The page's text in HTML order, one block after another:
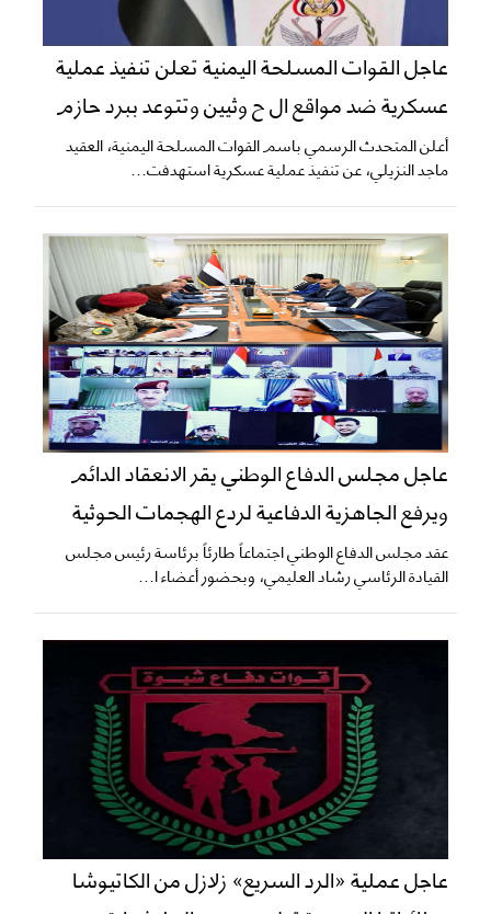
عاجل القوات المسلحة اليمنية تعلن تنفيذ عملية
عسكرية ضد مواقع ال ح وثيين وتتوعد ببرد حازم
أعلن المتحدث الرسمي باسم القوات المسلحة اليمنية، العقيد
ماجد النزيلي، عن تنفيذ عملية عسكرية استهدفت...
عاجل مجلس الدفاع الوطني يقر الانعقاد الدائم
ويرفع الجاهزية الدفاعية لردع الهجمات الحوثية
عقد مجلس الدفاع الوطني اجتماعاً طارئاً برئاسة رئيس مجلس
القيادة الرئاسي رشاد العليمي، وبحضور أعضاء ا...
عاجل عملية «الرد السريع» زلازل من الكاتيوشا